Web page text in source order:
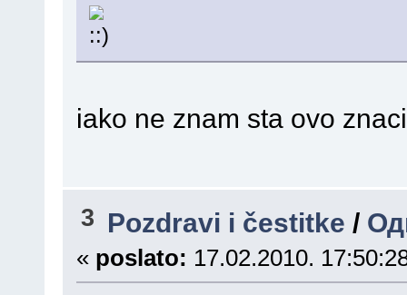
iako ne znam sta ovo
3 Pozdravi i čestitke /
« poslato: 17.02.2010.